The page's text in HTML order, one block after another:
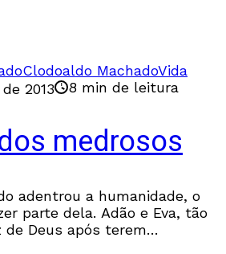
Clodoaldo MachadoVida
2013 8 min de leitura
medrosos
adentrou a humanidade, o
parte dela. Adão e Eva, tão
de Deus após terem